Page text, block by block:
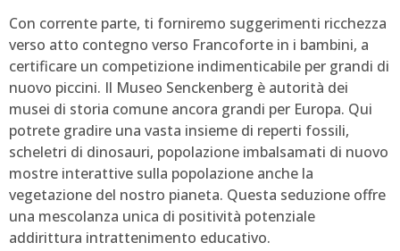
Con corrente parte, ti forniremo suggerimenti ricchezza
verso atto contegno verso Francoforte in i bambini, a
certificare un competizione indimenticabile per grandi di
nuovo piccini. Il Museo Senckenberg è autorità dei
musei di storia comune ancora grandi per Europa. Qui
potrete gradire una vasta insieme di reperti fossili,
scheletri di dinosauri, popolazione imbalsamati di nuovo
mostre interattive sulla popolazione anche la
vegetazione del nostro pianeta. Questa seduzione offre
una mescolanza unica di positività potenziale
addirittura intrattenimento educativo.